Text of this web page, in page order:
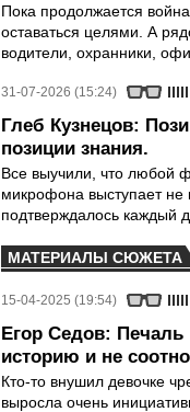
Пока продолжается
оставаться целями. А
водители, охранники,
31-07-2026 (15:24)
Глеб Кузнецов:
позиции знания.
Все выучили, что любой
микрофона выступает не
подтверждалось каждый
МАТЕРИАЛЫ СЮЖЕТА
15-04-2025 (19:54)
Егор Седов:
историю и не
Кто-то внушил девочке
выросла очень